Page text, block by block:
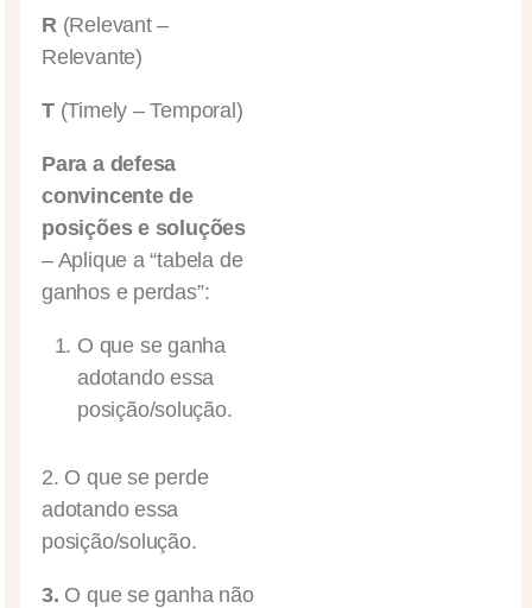
R(Relevant –
Relevante)
T(Timely – Temporal)
Para a defesa
convincente de
posições e soluções
– Aplique a “tabela de
ganhos e perdas”:
O que se ganha
adotando essa
posição/solução.
2. O que se perde
adotando essa
posição/solução.
3. O que se ganha não